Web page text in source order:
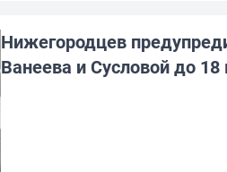
Нижегородцев
Ванеева и Сусловой до 18